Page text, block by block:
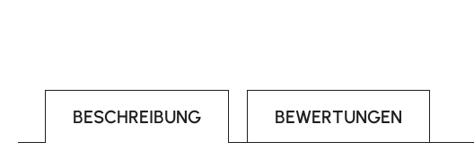
BESCHREIBUNG BEWERTUNGEN